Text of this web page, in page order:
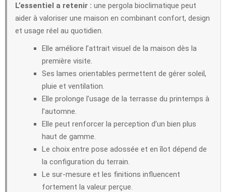
L’essentiel a retenir : une pergola bioclimatique peut
aider à valoriser une maison en combinant confort, design
et usage réel au quotidien.
Elle améliore l’attrait visuel de la maison dès la
première visite.
Ses lames orientables permettent de gérer soleil,
pluie et ventilation.
Elle prolonge l’usage de la terrasse du printemps à
l’automne.
Elle peut renforcer la perception d’un bien plus
haut de gamme.
Le choix entre pose adossée et en îlot dépend de
la configuration du terrain.
Le sur-mesure et les finitions influencent
fortement la valeur perçue.